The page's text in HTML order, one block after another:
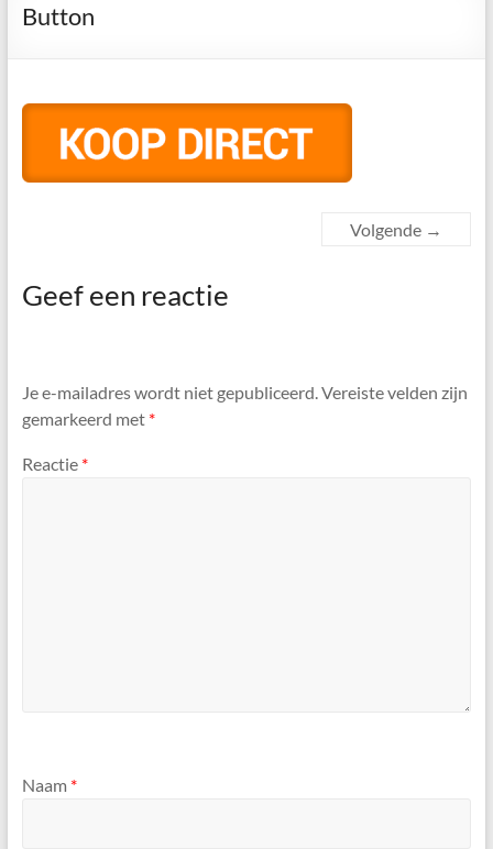
Button
Volgende →
Geef een reactie
Je e-mailadres wordt niet gepubliceerd. Vereiste velden zijn
gemarkeerd met *
Reactie *
Naam *